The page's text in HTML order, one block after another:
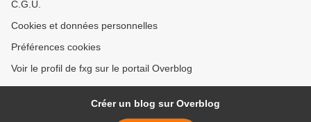
C.G.U.
Cookies et données personnelles
Préférences cookies
Voir le profil de fxg sur le portail Overblog
Créer un blog sur Overblog